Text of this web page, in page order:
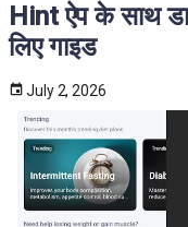
Hint ऐप के साथ
लिए गाइड
July 2, 2026